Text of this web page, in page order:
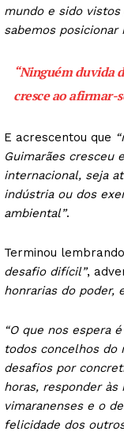
Artigos
Edição Digital
Grande Entrevista
Publicidade
Quero ser
mundo e sido
sabemos
“Ninguém duvida
cresce ao afirmar-
E acrescentou que
Guimarães cresceu
internacional, seja
indústria ou dos
ambiental”.
Terminou
desafio difícil”,
honrarias do poder,
“O que nos espera
todos concelhos do
desafios por
horas, responder às
vimaranenses e o
felicidade dos